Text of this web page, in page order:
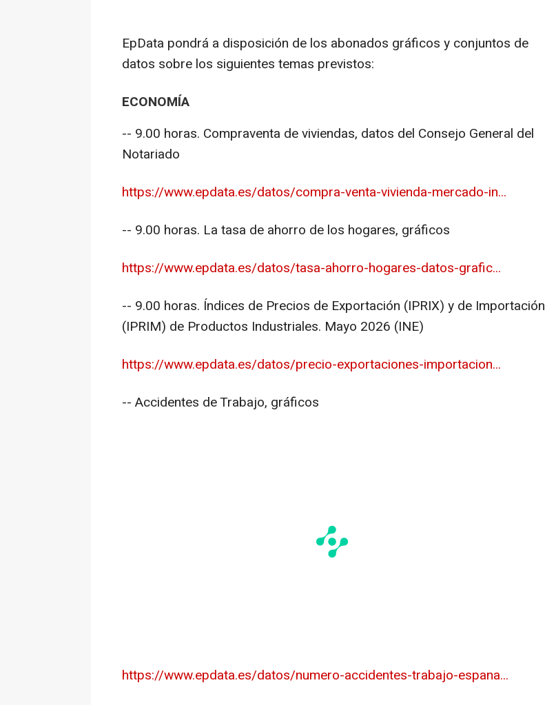
EpData pondrá a disposición de los abonados gráficos y conjuntos de
datos sobre los siguientes temas previstos:
ECONOMÍA
-- 9.00 horas. Compraventa de viviendas, datos del Consejo General del
Notariado
https://www.epdata.es/datos/compra-venta-vivienda-mercado-in...
-- 9.00 horas. La tasa de ahorro de los hogares, gráficos
https://www.epdata.es/datos/tasa-ahorro-hogares-datos-grafic...
-- 9.00 horas. Índices de Precios de Exportación (IPRIX) y de Importación
(IPRIM) de Productos Industriales. Mayo 2026 (INE)
https://www.epdata.es/datos/precio-exportaciones-importacion...
-- Accidentes de Trabajo, gráficos
https://www.epdata.es/datos/numero-accidentes-trabajo-espana...